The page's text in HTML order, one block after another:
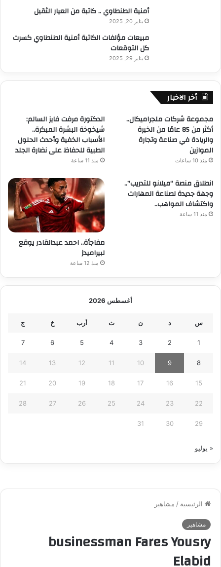
أمنية الطنطاوي .. كاتبة من العيار الثقيل
يناير 20, 2025
مبيعات مؤلفات الكاتبة أمنية الطنطاوي كسرت
كل التوقعات
يناير 29, 2025
أخر الاخبار
مجموعة شركات ملجراميكال..
أكثر من 85 عامًا من الخبرة
والريادة في صناعة وتجارة
الموازين
منذ 10 ساعات
الدكتورة مرفت فايز السالم:
شيخوخة البشرة المبكرة..
الأسباب الخفية وأحدث الحلول
الطبية للحفاظ على نضارة الجلد
منذ 11 ساعة
انطلاق منصة “ميلانو للتدريب”..
وجهة جديدة لصناعة المهارات
واكتشاف المواهب..
منذ 11 ساعة
مفاجأة.. احمد عبدالقادر يوقع
لبيراميدز
منذ 12 ساعة
أغسطس 2026
س د ن ث أرب خ ج
1
2
3
4
5
6
7
8
9
10
11
12
13
14
15
16
17
18
19
20
21
22
23
24
25
26
27
28
29
30
31
« يوليو